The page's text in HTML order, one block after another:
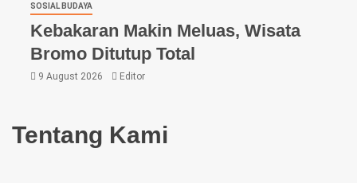
SOSIAL BUDAYA
Kebakaran Makin Meluas, Wisata
Bromo Ditutup Total
9 August 2026 Editor
Tentang Kami